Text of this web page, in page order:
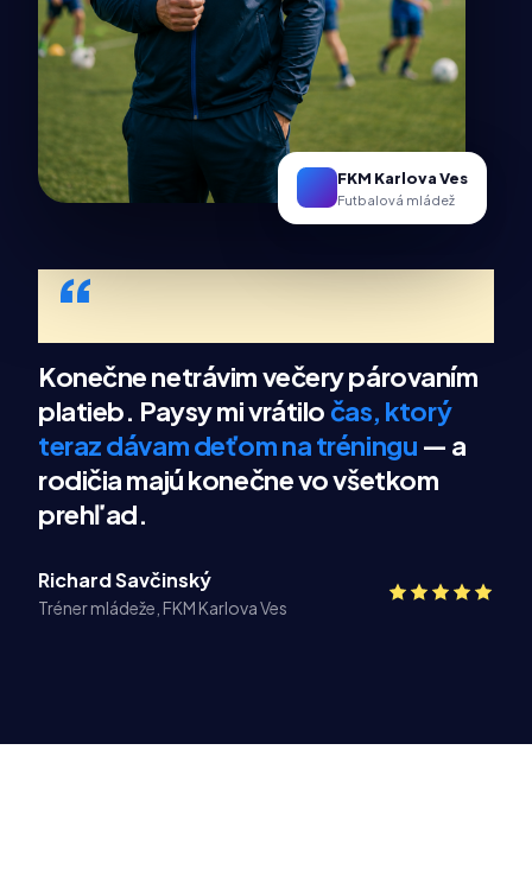
FKM Karlova Ves
Futbalová mládež
“
Konečne netrávim večery párovaním
platieb. Paysy mi vrátilo čas, ktorý
teraz dávam deťom na tréningu — a
rodičia majú konečne vo všetkom
prehľad.
Richard Savčinský
Tréner mládeže, FKM Karlova Ves